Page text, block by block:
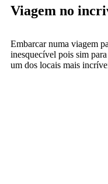
Viagem no
Embarcarnuma viagem
inesquecível pois sim para
um dos locais mais incríve